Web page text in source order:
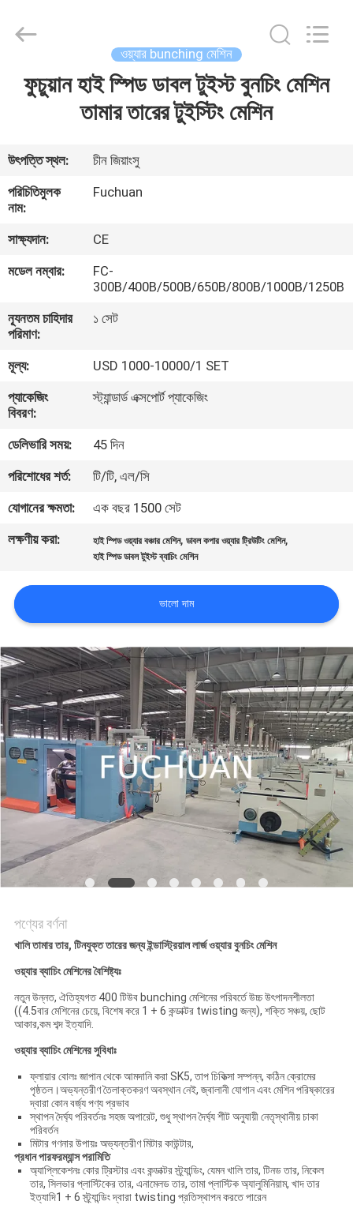
বাড়ি
ভিডিও
ভিআর
শো
আমাদের
সম্পর্কে
কারখানা
পরিদর্শন
গুণমান
নিয়ন্ত্রণ
আমাদের
সাথে
যোগাযোগ
খবর
মামলা
সাইট
ম্যাপ
PRIVACY
POLICY
and
Mechanical
Reserved.
ওয়্যার bunching মেশিন
ফুচুয়ান হাই স্পিড ডাবল টুইস্ট বুনচিং মেশিন
তামার তারের টুইস্টিং মেশিন
উৎপত্তি স্থল:
চীন জিয়াংসু
পরিচিতিমুলক
নাম:
Fuchuan
সাক্ষ্যদান:
CE
মডেল নম্বার:
FC-
300B/400B/500B/650B/800B/1000B/1250B
ন্যূনতম চাহিদার
পরিমাণ:
১ সেট
মূল্য:
USD 1000-10000/1 SET
প্যাকেজিং
বিবরণ:
স্ট্যান্ডার্ড এক্সপোর্ট প্যাকেজিং
ডেলিভারি সময়:
45 দিন
পরিশোধের শর্ত:
টি/টি, এল/সি
যোগানের ক্ষমতা:
এক বছর 1500 সেট
লক্ষণীয় করা:
হাই স্পিড ওয়্যার বঞ্চার মেশিন,ডাবল কপার ওয়্যার ট্রিউটিং মেশিন,
হাই স্পিড ডাবল টুইস্ট ব্যাচিং মেশিন
ভালো দাম
পণ্যের বর্ণনা
খালি তামার তার, টিনযুক্ত তারের জন্য ইন্ডাস্ট্রিয়াল লার্জ ওয়্যার বুনচিং মেশিন
ওয়্যার ব্যাচিং মেশিনের বৈশিষ্ট্যঃ
নতুন উন্নত, ঐতিহ্যগত 400 টিউব bunching মেশিনের পরিবর্তে উচ্চ উৎপাদনশীলতা
((4.5বার মেশিনের চেয়ে, বিশেষ করে 1 + 6 কন্ডাক্টর twisting জন্য), শক্তি সঞ্চয়, ছোট
আকার,কম শব্দ ইত্যাদি.
ওয়্যার ব্যাচিং মেশিনের সুবিধাঃ
ফ্লায়ার বোলঃ জাপান থেকে আমদানি করা SK5, তাপ চিকিত্সা সম্পন্ন, কঠিন ক্রোমের
পৃষ্ঠতল।অভ্যন্তরীণ তৈলাক্তকরণ অবস্থান নেই, জ্বালানী যোগান এবং মেশিন পরিষ্কারের
দ্বারা কোন বর্জ্য পণ্য প্রভাব
স্থাপন দৈর্ঘ্য পরিবর্তনঃ সহজ অপারেট, শুধু স্থাপন দৈর্ঘ্য শীট অনুযায়ী নেতৃস্থানীয় চাকা
পরিবর্তন
মিটার গণনার উপায়ঃ অভ্যন্তরীণ মিটার কাউন্টার,
প্রধান পারফরম্যান্স পরামিতি
অ্যাপ্লিকেশনঃ কোর ট্রিস্টার এবং কন্ডাক্টর স্ট্র্যান্ডিং, যেমন খালি তার, টিনড তার, নিকেল
তার, সিলভার প্লাস্টিকের তার, এনামেলড তার, তামা প্লাস্টিক অ্যালুমিনিয়াম, খাদ তার
ইত্যাদি1 + 6 স্ট্র্যান্ডিং দ্বারা twisting প্রতিস্থাপন করতে পারেন